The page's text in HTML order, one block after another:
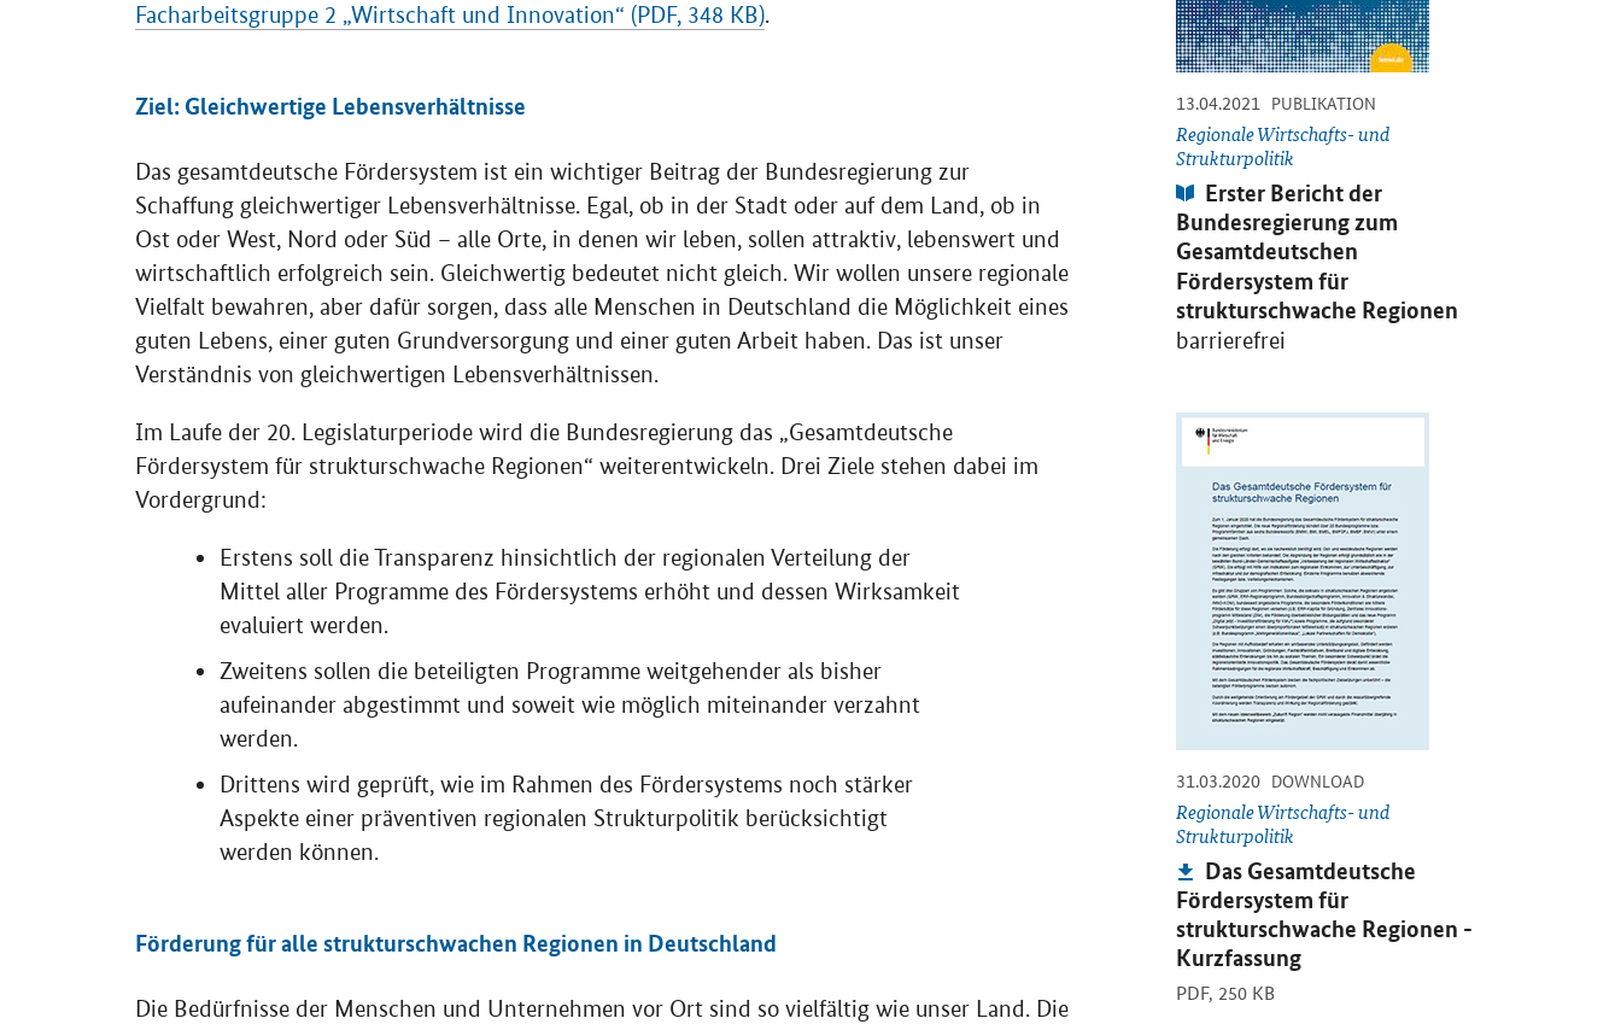
Facharbeitsgruppe 2 „Wirtschaft und Innovation“ (PDF, 348 KB).
Ziel: Gleichwertige Lebensverhältnisse
Das gesamtdeutsche Fördersystem ist ein wichtiger Beitrag der Bundesregierung zur
Schaffung gleichwertiger Lebensverhältnisse. Egal, ob in der Stadt oder auf dem Land, ob in
Ost oder West, Nord oder Süd – alle Orte, in denen wir leben, sollen attraktiv, lebenswert und
wirtschaftlich erfolgreich sein. Gleichwertig bedeutet nicht gleich. Wir wollen unsere regionale
Vielfalt bewahren, aber dafür sorgen, dass alle Menschen in Deutschland die Möglichkeit eines
guten Lebens, einer guten Grundversorgung und einer guten Arbeit haben. Das ist unser
Verständnis von gleichwertigen Lebensverhältnissen.
Im Laufe der 20. Legislaturperiode wird die Bundesregierung das „Gesamtdeutsche
Fördersystem für strukturschwache Regionen“ weiterentwickeln. Drei Ziele stehen dabei im
Vordergrund:
Erstens soll die Transparenz hinsichtlich der regionalen Verteilung der
Mittel aller Programme des Fördersystems erhöht und dessen Wirksamkeit
evaluiert werden.
Zweitens sollen die beteiligten Programme weitgehender als bisher
aufeinander abgestimmt und soweit wie möglich miteinander verzahnt
werden.
Drittens wird geprüft, wie im Rahmen des Fördersystems noch stärker
Aspekte einer präventiven regionalen Strukturpolitik berücksichtigt
werden können.
Förderung für alle strukturschwachen Regionen in Deutschland
Die Bedürfnisse der Menschen und Unternehmen vor Ort sind so vielfältig wie unser Land. Die
13.04.2021 -PUBLIKATION-
Regionale Wirtschafts- und
Strukturpolitik
Publikation:
Erster Bericht der
Bundesregierung zum
Gesamtdeutschen
Fördersystem für
strukturschwache Regionen
barrierefrei
31.03.2020 -DOWNLOAD-
Regionale Wirtschafts- und
Strukturpolitik
Publikation:
Das Gesamtdeutsche
Fördersystem für
strukturschwache Regionen -
Kurzfassung
PDF, 250 KB
Öffnet PDF "Das Gesamtdeutsche Fördersystem für